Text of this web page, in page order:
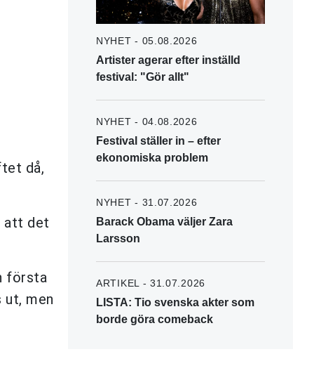
då,
att det
första
ut, men
NYHET - 05.08.2026
Artister agerar efter inställd
festival: "Gör allt"
NYHET - 04.08.2026
Festival ställer in – efter
ekonomiska problem
NYHET - 31.07.2026
Barack Obama väljer Zara
Larsson
ARTIKEL - 31.07.2026
LISTA: Tio svenska akter som
borde göra comeback